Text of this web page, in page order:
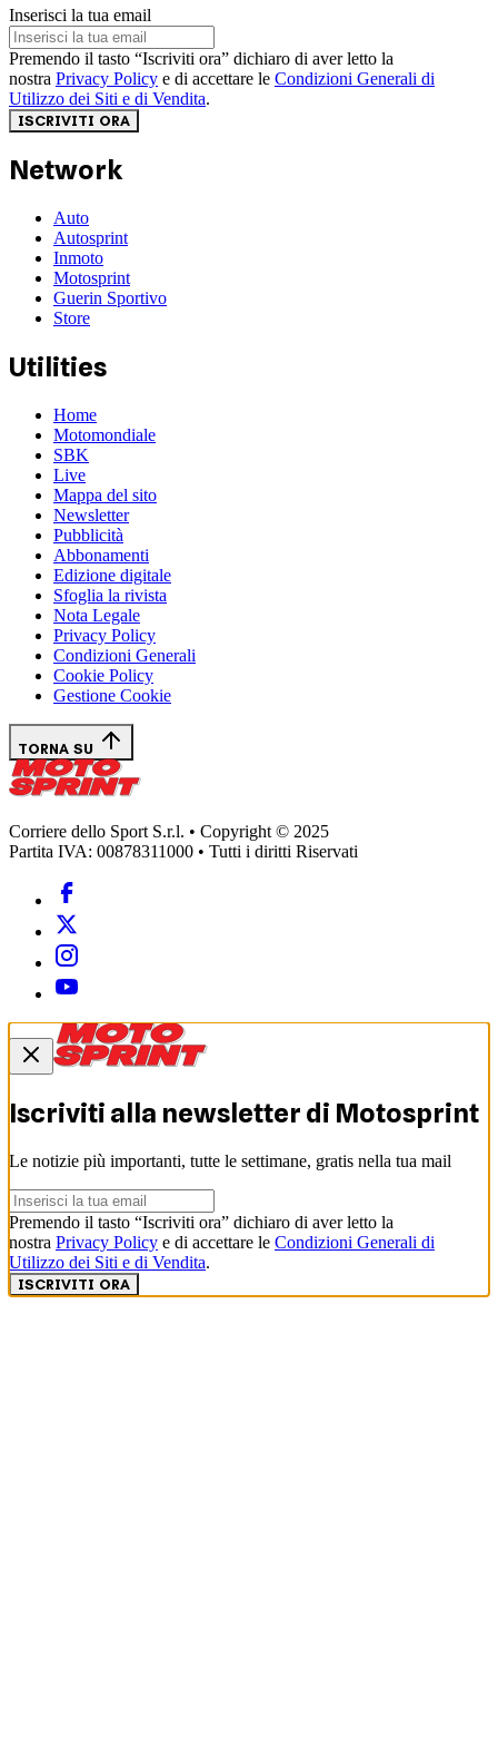
Inserisci la tua email
Premendo il tasto “Iscriviti ora” dichiaro di aver letto la
nostra Privacy Policy e di accettare le Condizioni Generali di
Utilizzo dei Siti e di Vendita.
ISCRIVITI ORA
Network
Auto
Autosprint
Inmoto
Motosprint
Guerin Sportivo
Store
Utilities
Home
Motomondiale
SBK
Live
Mappa del sito
Newsletter
Pubblicità
Abbonamenti
Edizione digitale
Sfoglia la rivista
Nota Legale
Privacy Policy
Condizioni Generali
Cookie Policy
Gestione Cookie
TORNA SU
Corriere dello Sport S.r.l. • Copyright © 2025
Partita IVA: 00878311000 • Tutti i diritti Riservati
Iscriviti alla newsletter di Motosprint
Le notizie più importanti, tutte le settimane, gratis nella tua mail
Premendo il tasto “Iscriviti ora” dichiaro di aver letto la
nostra Privacy Policy e di accettare le Condizioni Generali di
Utilizzo dei Siti e di Vendita.
ISCRIVITI ORA